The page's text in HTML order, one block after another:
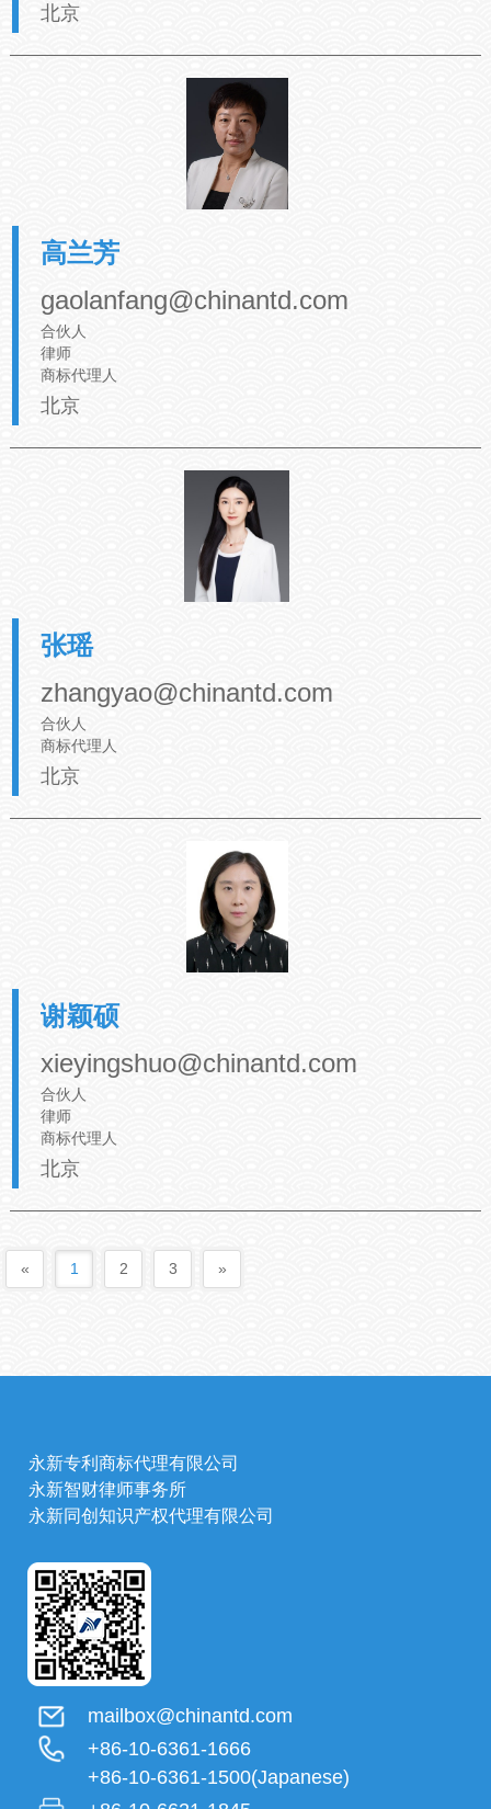
北京
高兰芳
gaolanfang@chinantd.com
合伙人
律师
商标代理人
北京
张瑶
zhangyao@chinantd.com
合伙人
商标代理人
北京
谢颖硕
xieyingshuo@chinantd.com
合伙人
律师
商标代理人
北京
« 1 2 3 »
永新专利商标代理有限公司
永新智财律师事务所
永新同创知识产权代理有限公司
mailbox@chinantd.com
+86-10-6361-1666
+86-10-6361-1500(Japanese)